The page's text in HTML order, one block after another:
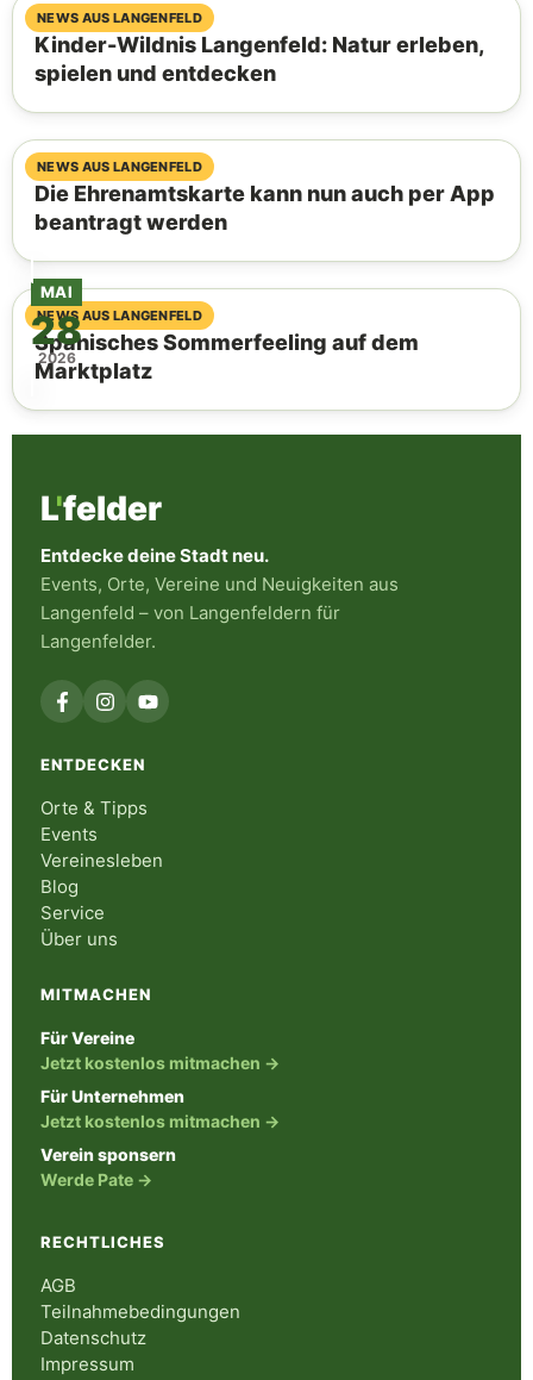
MAI
28
2026
NEWS AUS LANGENFELD
09. August 2026
Kinder-Wildnis Langenfeld: Natur erleben,
spielen und entdecken
NEWS AUS LANGENFELD
07. August 2026
Die Ehrenamtskarte kann nun auch per App
beantragt werden
NEWS AUS LANGENFELD
06. August 2026
Spanisches Sommerfeeling auf dem
Marktplatz
L'felder
Entdecke deine Stadt neu.
Events, Orte, Vereine und Neuigkeiten aus
Langenfeld – von Langenfeldern für
Langenfelder.
ENTDECKEN
Orte & Tipps
Events
Vereinesleben
Blog
Service
Über uns
MITMACHEN
Für Vereine
Jetzt kostenlos mitmachen →
Für Unternehmen
Jetzt kostenlos mitmachen →
Verein sponsern
Werde Pate →
RECHTLICHES
AGB
Teilnahmebedingungen
Datenschutz
Impressum